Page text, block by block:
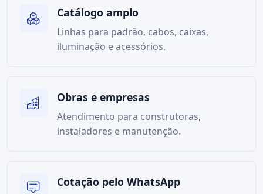
Catálogo amplo
Linhas para padrão, cabos, caixas,
iluminação e acessórios.
Obras e empresas
Atendimento para construtoras,
instaladores e manutenção.
Cotação pelo WhatsApp